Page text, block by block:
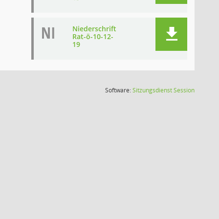
NI
Niederschrift
Rat-ö-10-12-
19
Software:SitzungsdienstSession(Wird in